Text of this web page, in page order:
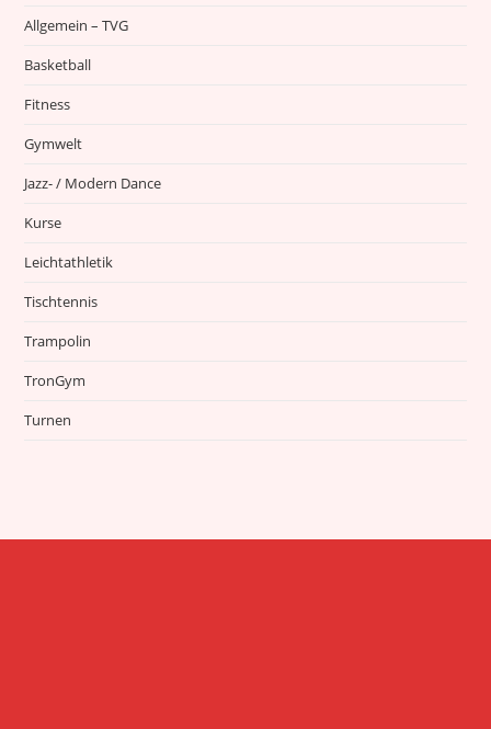
Allgemein – TVG
Basketball
Fitness
Gymwelt
Jazz- / Modern Dance
Kurse
Leichtathletik
Tischtennis
Trampolin
TronGym
Turnen